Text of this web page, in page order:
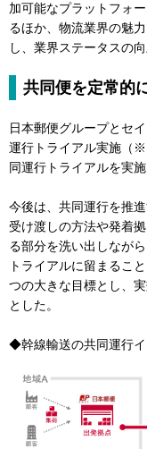
加可能なプラットフォ
るほか、物流業界の魅
し、業界ステータスの
共同便を定常的
日本郵便グループとセ
運行トライアル実施（
同運行トライアルを実
今後は、共同運行を推
受け渡しの方法や発着
る部分を洗い出しなが
トライアルに留まるこ
つの大きな目標とし、
とした。
◆幹線輸送の共同運行